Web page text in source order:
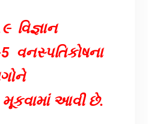
વિજ્ઞાન
વનસ્પતિકોષના
મૂકવામાં આવી છે.